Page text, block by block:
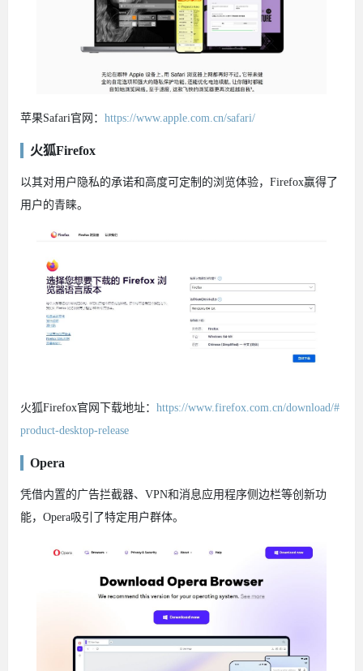
苹果Safari官网： https://www.apple.com.cn/safari/
火狐Firefox
以其对用户隐私的承诺和高度可定制的浏览体验，Firefox赢得了
用户的青睐。
火狐Firefox官网下载地址： https://www.firefox.com.cn/download/#
product-desktop-release
Opera
凭借内置的广告拦截器、VPN和消息应用程序侧边栏等创新功
能，Opera吸引了特定用户群体。